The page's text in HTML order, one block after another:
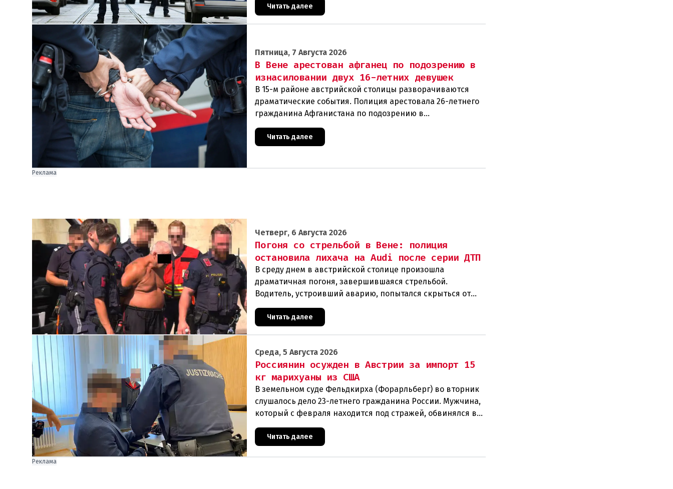
Читать далее
Пятница, 7 Августа 2026
В Вене арестован афганец по подозрению в
изнасиловании двух 16-летних девушек
В 15-м районе австрийской столицы разворачиваются
драматические события. Полиция арестовала 26-летнего
гражданина Афганистана по подозрению в
задер
Читать далее
Реклама
Четверг, 6 Августа 2026
Погоня со стрельбой в Вене: полиция
остановила лихача на Audi после серии ДТП
В среду днем в австрийской столице произошла
драматичная погоня, завершившаяся стрельбой.
Водитель, устроивший аварию, попытался скрыться от
полиции, спровоцировав несколько новых
столкновений.Что слу
Читать далее
Среда, 5 Августа 2026
Россиянин осужден в Австрии за импорт 15
кг марихуаны из США
В земельном суде Фельдкирха (Форарльберг) во вторник
слушалось дело 23-летнего гражданина России. Мужчина,
который с февраля находится под стражей, обвинялся в
Читать далее
Реклама